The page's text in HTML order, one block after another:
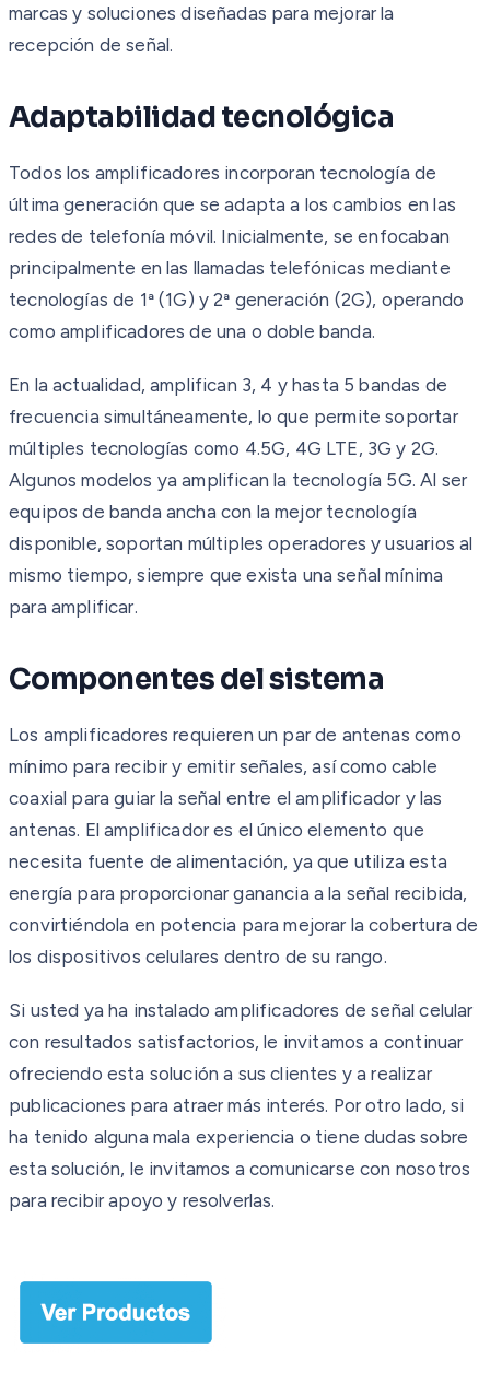
marcas y soluciones diseñadas para mejorar la
recepción de señal.
Adaptabilidad tecnológica
Todos los amplificadores incorporan tecnología de
última generación que se adapta a los cambios en las
redes de telefonía móvil. Inicialmente, se enfocaban
principalmente en las llamadas telefónicas mediante
tecnologías de 1ª (1G) y 2ª generación (2G), operando
como amplificadores de una o doble banda.
En la actualidad, amplifican 3, 4 y hasta 5 bandas de
frecuencia simultáneamente, lo que permite soportar
múltiples tecnologías como 4.5G, 4G LTE, 3G y 2G.
Algunos modelos ya amplifican la tecnología 5G. Al ser
equipos de banda ancha con la mejor tecnología
disponible, soportan múltiples operadores y usuarios al
mismo tiempo, siempre que exista una señal mínima
para amplificar.
Componentes del sistema
Los amplificadores requieren un par de antenas como
mínimo para recibir y emitir señales, así como cable
coaxial para guiar la señal entre el amplificador y las
antenas. El amplificador es el único elemento que
necesita fuente de alimentación, ya que utiliza esta
energía para proporcionar ganancia a la señal recibida,
convirtiéndola en potencia para mejorar la cobertura de
los dispositivos celulares dentro de su rango.
Si usted ya ha instalado amplificadores de señal celular
con resultados satisfactorios, le invitamos a continuar
ofreciendo esta solución a sus clientes y a realizar
publicaciones para atraer más interés. Por otro lado, si
ha tenido alguna mala experiencia o tiene dudas sobre
esta solución, le invitamos a comunicarse con nosotros
para recibir apoyo y resolverlas.